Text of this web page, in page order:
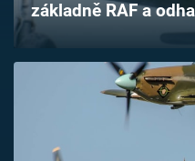
Přihlášení
základně RAF a